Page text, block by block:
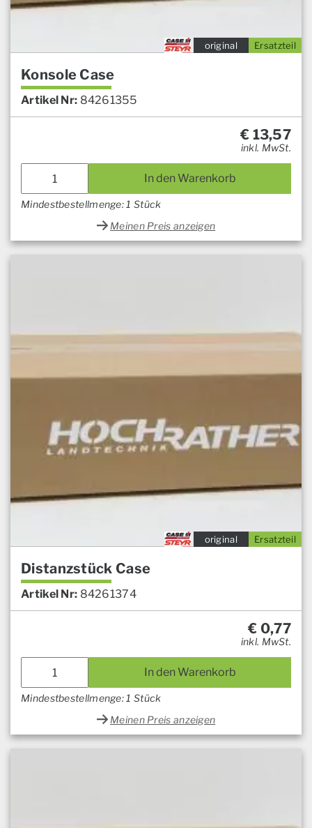
Ersatzteil
original
Konsole Case
Artikel Nr: 84261355
€ 13,57
inkl. MwSt.
In den Warenkorb
Mindestbestellmenge: 1 Stück
Meinen Preis anzeigen
Ersatzteil
original
Distanzstück Case
Artikel Nr: 84261374
€ 0,77
inkl. MwSt.
In den Warenkorb
Mindestbestellmenge: 1 Stück
Meinen Preis anzeigen